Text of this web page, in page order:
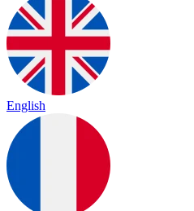
English